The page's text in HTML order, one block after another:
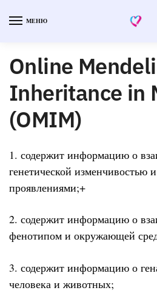
МЕНЮ
Online
Inheritance in
(OMIM)
1. содержит информацию о
генетической изменчивостью
проявлениями;+
2. содержит информацию о
фенотипом и окружающей
3. содержит информацию о
человека и животных;